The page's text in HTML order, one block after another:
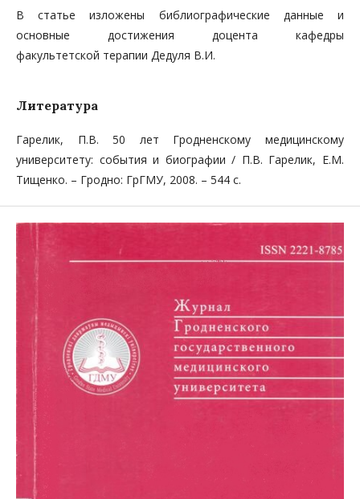
В статье изложены библиографические данные и
основные достижения доцента кафедры
факультетской терапии Дедуля В.И.
Литература
Гарелик, П.В. 50 лет Гродненскому медицинскому
университету: события и биографии / П.В. Гарелик, Е.М.
Тищенко. – Гродно: ГрГМУ, 2008. – 544 с.